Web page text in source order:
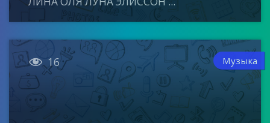
 16 Музыка